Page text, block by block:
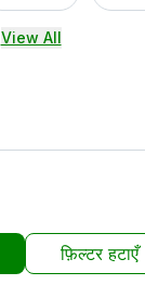
View All
फ़िल्टर हटाएँ